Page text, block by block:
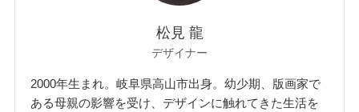
松見 龍
デザイナー
2000年生まれ。岐阜県高山市出身。幼少期、版画家で
ある母親の影響を受け、デザインに触れてきた生活を